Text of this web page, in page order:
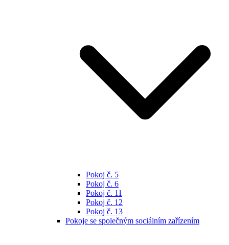
Pokoj č. 5
Pokoj č. 6
Pokoj č. 11
Pokoj č. 12
Pokoj č. 13
Pokoje se společným sociálním zařízením